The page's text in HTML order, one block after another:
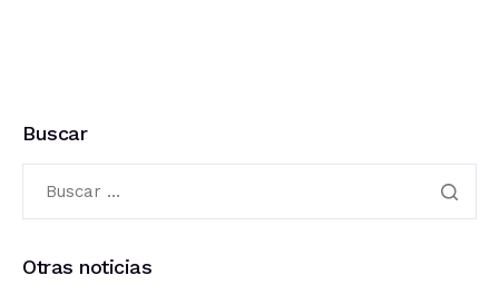
Buscar
Otras noticias